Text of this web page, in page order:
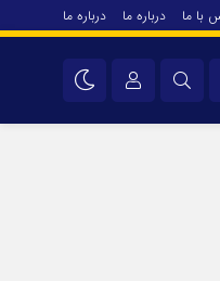
با ما درباره ما درباره ما